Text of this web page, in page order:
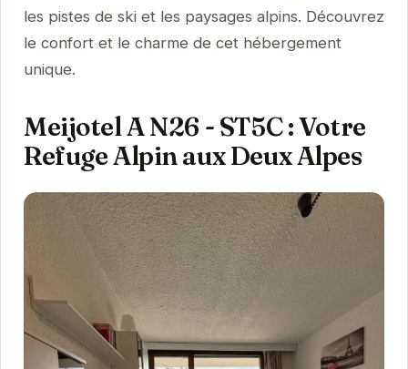
les pistes de ski et les paysages alpins. Découvrez
le confort et le charme de cet hébergement
unique.
Meijotel A N26 - ST5C : Votre
Refuge Alpin aux Deux Alpes